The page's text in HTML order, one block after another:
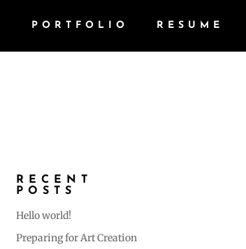
PORTFOLIO RESUME
RECENT
POSTS
Hello world!
Preparing for Art Creation